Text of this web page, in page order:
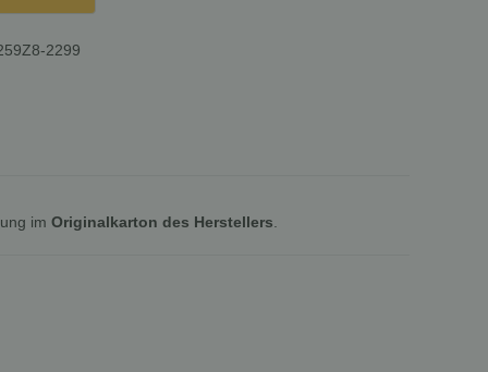
2299
im Originalkarton des Herstellers